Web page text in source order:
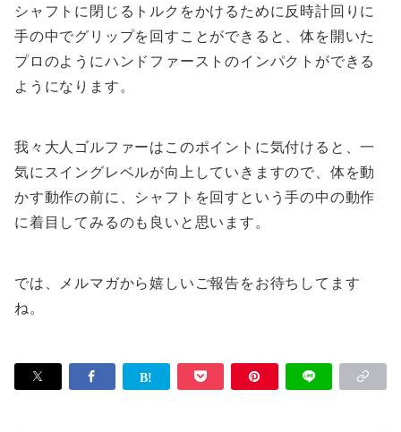
シャフトに閉じるトルクをかけるために反時計回りに
手の中でグリップを回すことができると、体を開いた
プロのようにハンドファーストのインパクトができる
ようになります。
我々大人ゴルファーはこのポイントに気付けると、一
気にスイングレベルが向上していきますので、体を動
かす動作の前に、シャフトを回すという手の中の動作
に着目してみるのも良いと思います。
では、メルマガから嬉しいご報告をお待ちしてます
ね。